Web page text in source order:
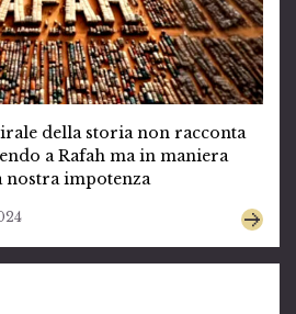
della storia non racconta
a Rafah ma in maniera
nostra impotenza